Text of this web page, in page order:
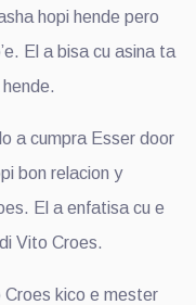
hopi hende pero
El a bisa cu asina ta
cumpra Esser door
bon relacion y
El a enfatisa cu e
Vito Croes.
kico e mester